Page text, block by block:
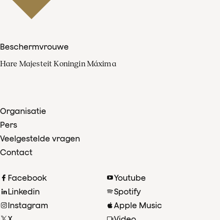
in gesprek te gaan worden
we meegenomen in het
Beschermvrouwe
Hare Majesteit Koningin Máxima
Organisatie
Pers
Veelgestelde vragen
Contact
Facebook
Linkedin
Instagram
Youtube
Spotify
Apple Music